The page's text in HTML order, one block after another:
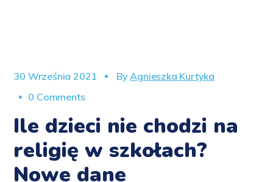
30 Września 2021 ByAgnieszka Kurtyka
0 Comments
Ile dzieci nie chodzi na
religię w szkołach?
Nowe dane